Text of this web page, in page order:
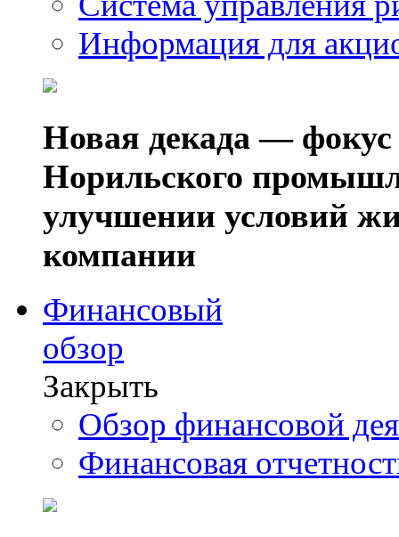
Информация для
Новая декада — фокус
Норильского
улучшении условий
компании
Финансовый
обзор
Закрыть
Обзор финансовой
Финансовая